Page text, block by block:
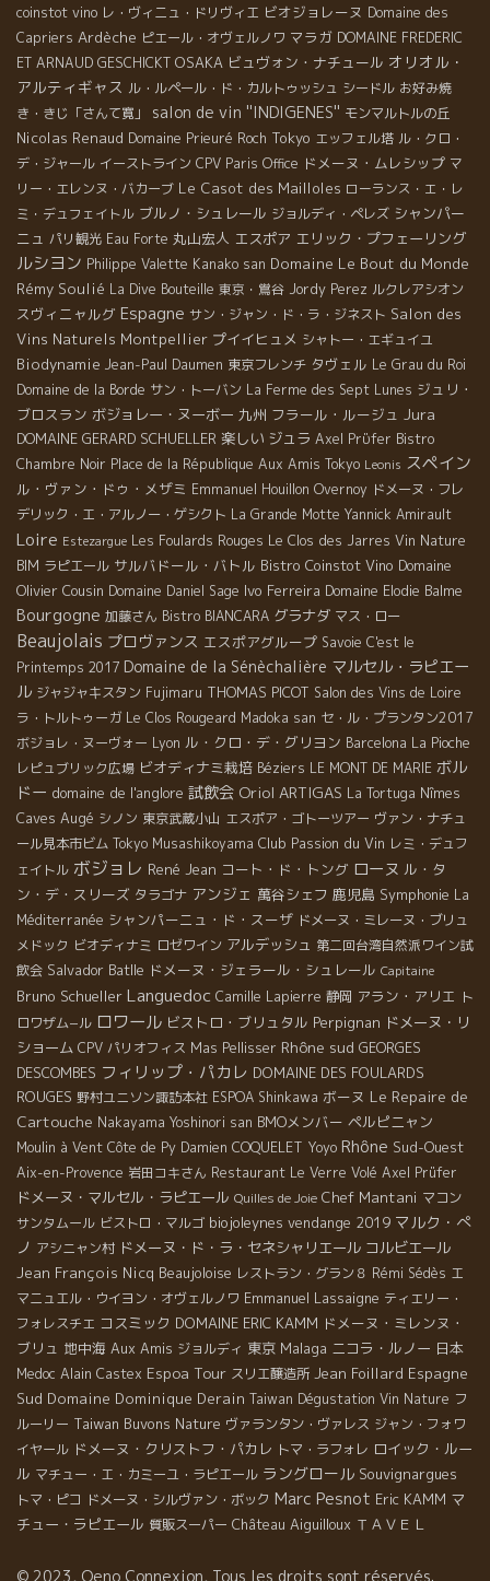
coinstot vino レ・ヴィニュ・ドリヴィエ ビオジョレーヌ Domaine des
Capriers Ardèche ピエール・オヴェルノワ マラガ DOMAINE FREDERIC
ET ARNAUD GESCHICKT OSAKA ビュヴォン・ナチュール オリオル・
アルティギャス ル・ルペール・ド・カルトゥッシュ シードル お好み焼
き・きじ「さんて寛」
salon de vin ''INDIGENES'' モンマルトルの丘
Nicolas Renaud Domaine Prieuré Roch Tokyo エッフェル塔 ル・クロ・
デ・ジャール イーストライン CPV Paris Office ドメーヌ・ムレシップ マ
リー・エレンヌ・バカーブ Le Casot des Mailloles ローランス・エ・レ
ミ・デュフェイトル ブルノ・シュレール ジョルディ・ペレズ シャンパー
ニュ パリ観光 Eau Forte 丸山宏人 エスポア エリック・プフェーリング
ルシヨン Philippe Valette Kanako san Domaine Le Bout du Monde
Rémy Soulié La Dive Bouteille 東京・鴬谷 Jordy Perez ルクレアシオン
スヴィニャルグ Espagne サン・ジャン・ド・ラ・ジネスト Salon des
Vins Naturels Montpellier プイイヒュメ シャトー・エギュイユ
Biodynamie Jean-Paul Daumen 東京フレンチ タヴェル Le Grau du Roi
Domaine de la Borde サン・トーバン La Ferme des Sept Lunes ジュリ・
ブロスラン ボジョレー・ヌーボー 九州 フラール・ルージュ Jura
DOMAINE GERARD SCHUELLER 楽しい ジュラ Axel Prϋfer Bistro
Chambre Noir Place de la République Aux Amis Tokyo Leonis スペイン
ル・ヴァン・ドゥ・メザミ Emmanuel Houillon Overnoy ドメーヌ・フレ
デリック・エ・アルノー・ゲシクト La Grande Motte Yannick Amirault
Loire Estezargue Les Foulards Rouges Le Clos des Jarres Vin Nature
BIM ラピエール サルバドール・バトル Bistro Coinstot Vino Domaine
Olivier Cousin Domaine Daniel Sage Ivo Ferreira Domaine Elodie Balme
Bourgogne 加藤さん Bistro BIANCARA グラナダ マス・ロー
Beaujolais プロヴァンス エスポアグループ Savoie C'est le
Printemps 2017 Domaine de la Sénèchalière マルセル・ラピエー
ル ジャジャキスタン Fujimaru THOMAS PICOT Salon des Vins de Loire
ラ・トルトゥーガ Le Clos Rougeard Madoka san セ・ル・プランタン2017
ボジョレ・ヌーヴォー Lyon ル・クロ・デ・グリヨン Barcelona La Pioche
レピュブリック広場 ビオディナミ栽培 Béziers LE MONT DE MARIE ボル
ドー domaine de l'anglore 試飲会 Oriol ARTIGAS La Tortuga Nîmes
Caves Augé シノン 東京武蔵小山 エスポア・ゴトーツアー ヴァン・ナチュ
ール見本市ビム Tokyo Musashikoyama Club Passion du Vin レミ・デュフ
ェイトル ボジョレ René Jean コート・ド・トング ローヌ ル・タ
ン・デ・スリーズ タラゴナ アンジェ 萬谷シェフ 鹿児島 Symphonie La
Méditerranée シャンパーニュ・ド・スーザ ドメーヌ・ミレーヌ・ブリュ
メドック ビオディナミ ロゼワイン アルデッシュ 第二回台湾自然派ワイン試
飲会 Salvador Batlle ドメーヌ・ジェラール・シュレール Capitaine
Bruno Schueller Languedoc Camille Lapierre 静岡 アラン・アリエ ト
ロワザム−ル ロワール ビストロ・ブリュタル Perpignan ドメーヌ・リ
ショーム CPV パリオフィス Mas Pellisser Rhône sud GEORGES
DESCOMBES フィリップ・パカレ DOMAINE DES FOULARDS
ROUGES 野村ユニソン諏訪本社 ESPOA Shinkawa ボーヌ Le Repaire de
Cartouche Nakayama Yoshinori san BMOメンバー ペルピニャン
Moulin à Vent Côte de Py Damien COQUELET Yoyo Rhône Sud-Ouest
Aix-en-Provence 岩田コキさん Restaurant Le Verre Volé Axel Prüfer
ドメーヌ・マルセル・ラピエール Quilles de Joie Chef Mantani マコン
サンタムール ビストロ・マルゴ biojoleynes vendange 2019 マルク・ぺ
ノ アシニャン村 ドメーヌ・ド・ラ・セネシャリエール コルビエール
Jean François Nicq Beaujoloise レストラン・グラン８ Rémi Sédès エ
マニュエル・ウイヨン・オヴェルノワ Emmanuel Lassaigne ティエリー・
フォレスチエ コスミック DOMAINE ERIC KAMM ドメーヌ・ミレンヌ・
ブリュ 地中海 Aux Amis ジョルディ 東京 Malaga ニコラ・ルノー 日本
Medoc Alain Castex Espoa Tour スリエ醸造所 Jean Foillard Espagne
Sud Domaine Dominique Derain Taiwan Dégustation Vin Nature フ
ルーリー Taiwan Buvons Nature ヴァランタン・ヴァレス ジャン・フォワ
イヤール ドメーヌ・クリストフ・パカレ トマ・ラフォレ ロイック・ルー
ル マチュー・エ・カミーユ・ラピエール ラングロール Souvignargues
トマ・ピコ ドメーヌ・シルヴァン・ボック Marc Pesnot Eric KAMM マ
チュー・ラピエール 質販スーパー Château Aiguilloux ＴＡＶＥＬ
© 2023, Oeno Connexion, Tous les droits sont réservés.